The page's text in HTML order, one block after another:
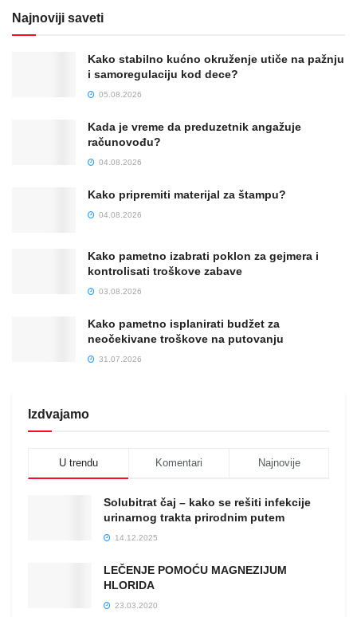
Najnoviji saveti
Kako stabilno kućno okruženje utiče na pažnju
i samoregulaciju kod dece?
05.08.2026
Kada je vreme da preduzetnik angažuje
računovođu?
04.08.2026
Kako pripremiti materijal za štampu?
04.08.2026
Kako pametno izabrati poklon za gejmera i
kontrolisati troškove zabave
03.08.2026
Kako pametno isplanirati budžet za
neočekivane troškove na putovanju
31.07.2026
Izdvajamo
U trendu Komentari Najnovije
Solubitrat čaj – kako se rešiti infekcije
urinarnog trakta prirodnim putem
14.12.2025
LEČENJE POMOĆU MAGNEZIJUM
HLORIDA
23.03.2020